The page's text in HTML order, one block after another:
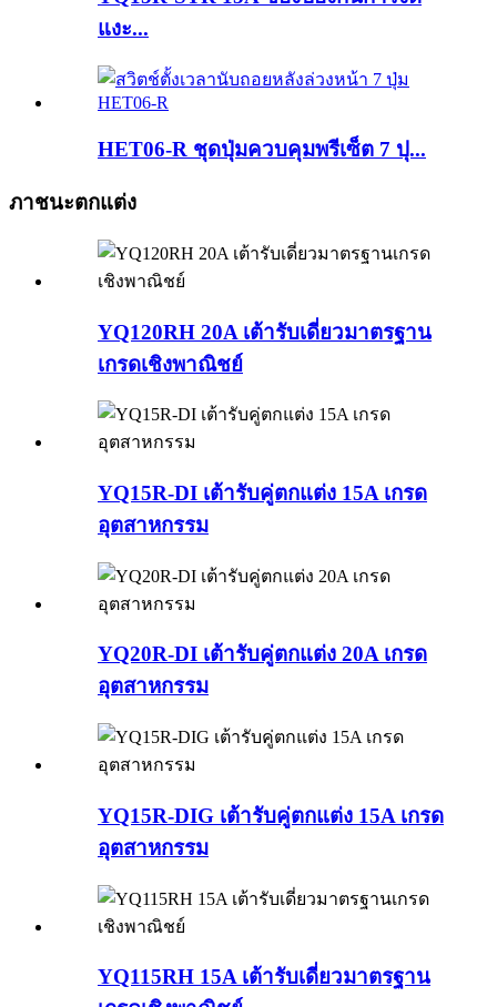
แงะ...
HET06-R ชุดปุ่มควบคุมพรีเซ็ต 7 ปุ...
ภาชนะตกแต่ง
YQ120RH 20A เต้ารับเดี่ยวมาตรฐาน
เกรดเชิงพาณิชย์
YQ15R-DI เต้ารับคู่ตกแต่ง 15A เกรด
อุตสาหกรรม
YQ20R-DI เต้ารับคู่ตกแต่ง 20A เกรด
อุตสาหกรรม
YQ15R-DIG เต้ารับคู่ตกแต่ง 15A เกรด
อุตสาหกรรม
YQ115RH 15A เต้ารับเดี่ยวมาตรฐาน